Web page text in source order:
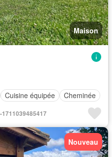
Maison
Cuisine équipée Cheminée
Nouveau